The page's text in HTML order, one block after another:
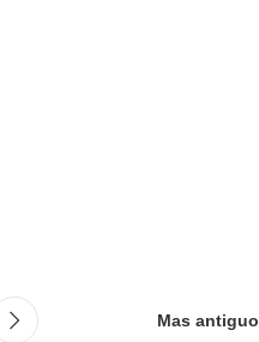
Mas antiguo